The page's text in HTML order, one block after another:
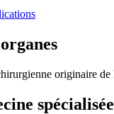
spécialisée